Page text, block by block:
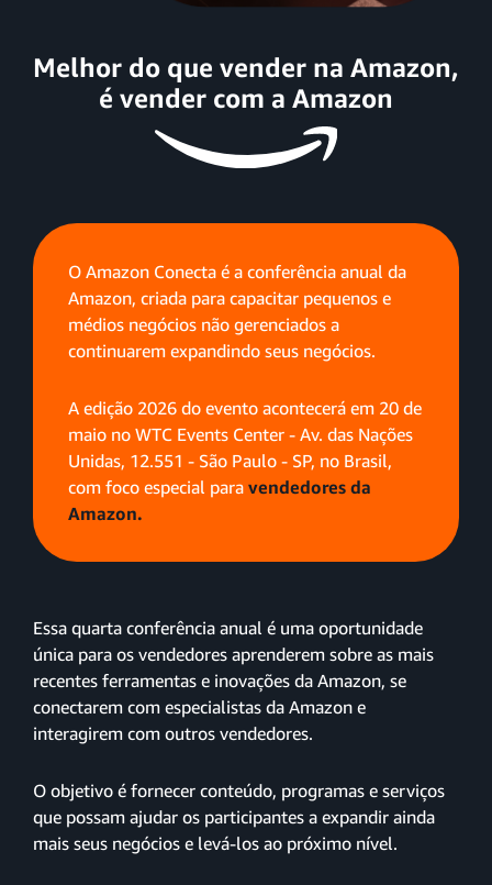
Melhor do que vender na Amazon,
é vender com a Amazon
O Amazon Conecta é a conferência anual da
Amazon, criada para capacitar pequenos e
médios negócios não gerenciados a
continuarem expandindo seus negócios.
A edição 2026 do evento acontecerá em 20 de
maio no WTC Events Center - Av. das Nações
Unidas, 12.551 - São Paulo - SP, no Brasil,
com foco especial para vendedores da
Amazon.
Essa quarta conferência anual é uma oportunidade
única para os vendedores aprenderem sobre as mais
recentes ferramentas e inovações da Amazon, se
conectarem com especialistas da Amazon e
interagirem com outros vendedores.
O objetivo é fornecer conteúdo, programas e serviços
que possam ajudar os participantes a expandir ainda
mais seus negócios e levá-los ao próximo nível.